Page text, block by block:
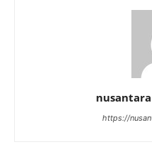
https://